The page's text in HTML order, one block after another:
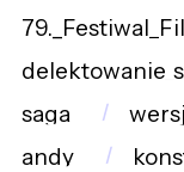
saga
andy